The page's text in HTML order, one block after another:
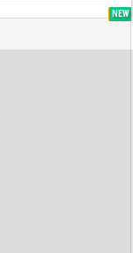
TOP
NEW
NEW
NEW